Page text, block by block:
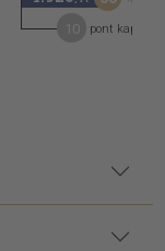
pont kapható